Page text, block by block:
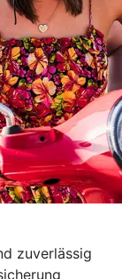
zuverlässig